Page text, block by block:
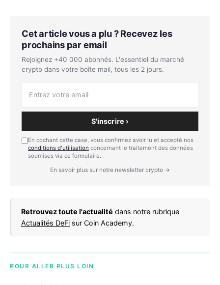
Cet article vous a plu ? Recevez les
prochains par email
Rejoignez +40 000 abonnés. L'essentiel du marché
crypto dans votre boîte mail, tous les 2 jours.
S'inscrire ›
En cochant cette case, vous confirmez avoir lu et accepté nos
conditions d'utilisation concernant le traitement des données
soumises via ce formulaire.
En savoir plus sur notre newsletter crypto →
Retrouvez toute l'actualité dans notre rubrique
Actualités DeFi sur Coin Academy.
POUR ALLER PLUS LOIN